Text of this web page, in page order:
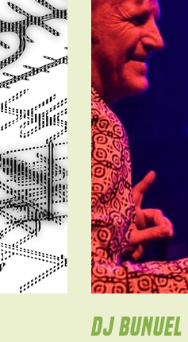
DJ BUNUEL